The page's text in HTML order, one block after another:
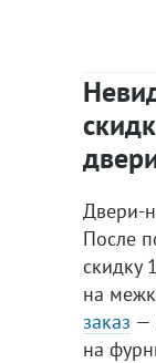
Двери-
После
скидку
на
заказ —
на